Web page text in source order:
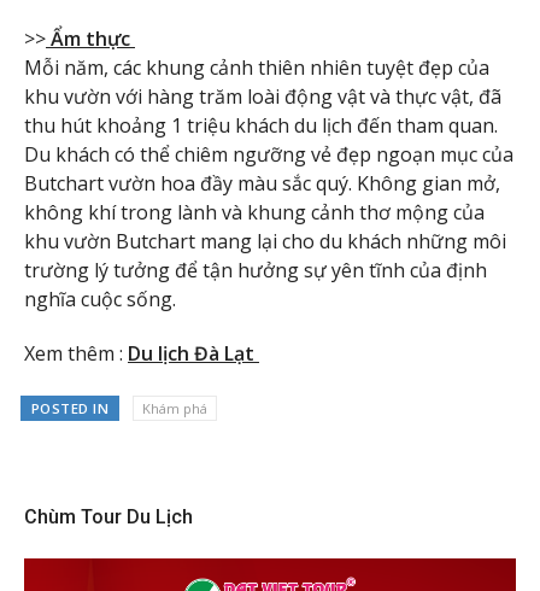
>>Ẩm thực
Mỗi năm, các khung cảnh thiên nhiên tuyệt đẹp của
khu vườn với hàng trăm loài động vật và thực vật, đã
thu hút khoảng 1 triệu khách du lịch đến tham quan.
Du khách có thể chiêm ngưỡng vẻ đẹp ngoạn mục của
Butchart vườn hoa đầy màu sắc quý. Không gian mở,
không khí trong lành và khung cảnh thơ mộng của
khu vườn Butchart mang lại cho du khách những môi
trường lý tưởng để tận hưởng sự yên tĩnh của định
nghĩa cuộc sống.
Xem thêm : Du lịch Đà Lạt
POSTED IN Khám phá
Chùm Tour Du Lịch